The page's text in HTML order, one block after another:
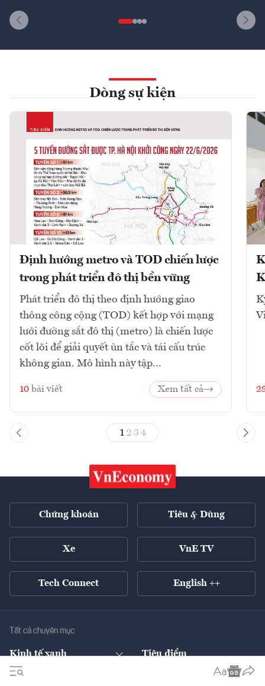
Dòng sự kiện
Định hướng metro và TOD chiến lược
trong phát triển đô thị bền vững
Phát triển đô thị theo định hướng giao
thông công cộng (TOD) kết hợp với mạng
lưới đường sắt đô thị (metro) là chiến lược
cốt lõi để giải quyết ùn tắc và tái cấu trúc
không gian. Mô hình này tập...
10 bài viết Xem tất cả
1 23 4
Chứng khoán Tiêu & Dùng
Xe VnE TV
Tech Connect English ++
Tất cả chuyên mục
Kinh tế xanh
Chuyển động xanh
Tiêu điểm
Tài chính